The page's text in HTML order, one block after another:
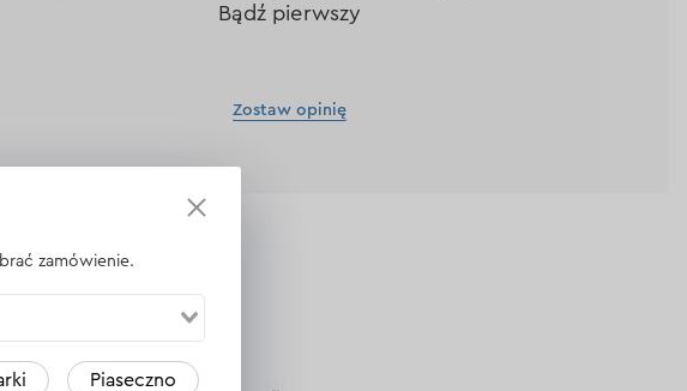
Bądź pierwszy
Zostaw opinię
M14
zamówienie.
Piaseczno